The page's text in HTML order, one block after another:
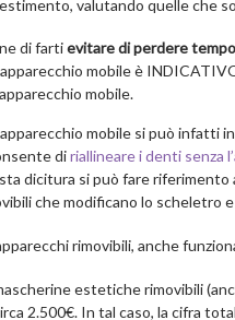
valutando quelle che
di fartievitare di perdere
mobile è
mobile.
mobile si può infatti
diriallineare i denti senza
dicitura si può fare
che modificano lo scheletro
rimovibili, anche
estetiche rimovibili
2.500€. In tal caso, la cifra